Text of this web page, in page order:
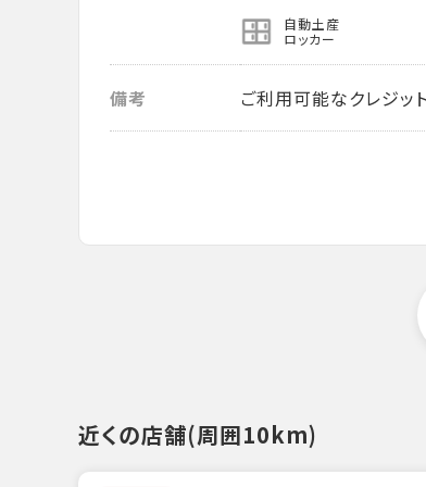
自動土産
ロッカー
備考 ご利用可能なクレジッ
近くの店舗(周囲10km)